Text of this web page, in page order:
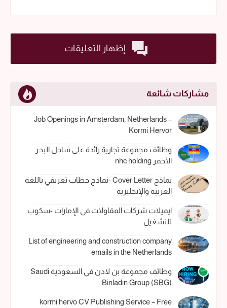
إظهار التعليقات
مشاركات شائعة
Job Openings in Amsterdam, Netherlands –
Kormi Hervor
وظائف مجموعة تجارية رائدة على ساحل البحر
الأحمر nhc holding
نماذج Cover Letter -نماذج خطاب تعريفي باللغة
العربية والإنجليزية
ايميلات شركات المقاولات في الإمارات -سكوب
للتشغيل
List of engineering and construction company
emails in the Netherlands
وظائف مجموعة بن لادن في السعودية Saudi
Binladin Group (SBG)
kormi hervo CV Publishing Service – Free